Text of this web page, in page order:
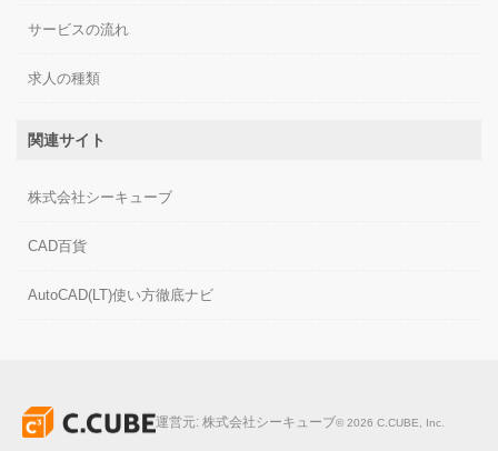
サービスの流れ
求人の種類
関連サイト
株式会社シーキューブ
CAD百貨
AutoCAD(LT)使い方徹底ナビ
運営元: 株式会社シーキューブ© 2026 C.CUBE, Inc.